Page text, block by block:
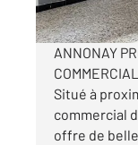
ANNONAY
Situé à
commercial
offre de